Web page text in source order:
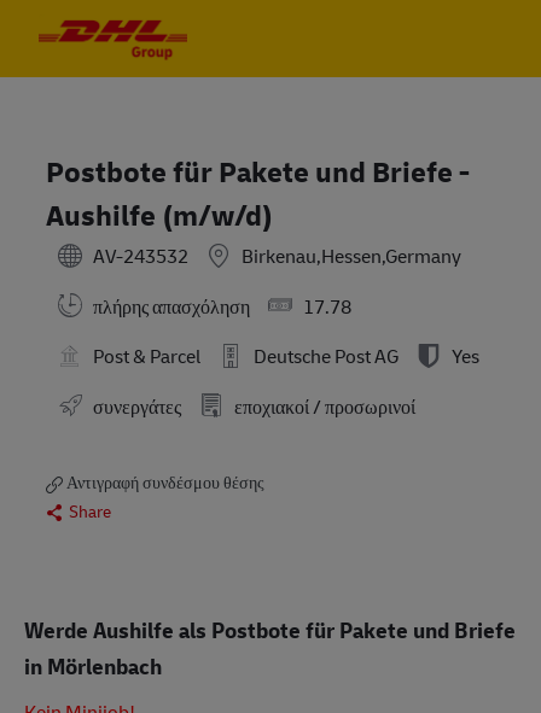
Postbote für Pakete und Briefe -
Aushilfe (m/w/d)
AV-243532
Birkenau,Hessen,Germany
πλήρης απασχόληση
17.78
Post & Parcel
Deutsche Post AG
Yes
συνεργάτες
εποχιακοί / προσωρινοί
Αντιγραφή συνδέσμου θέσης
Share
Werde Aushilfe als Postbote für Pakete und Briefe
in Mörlenbach